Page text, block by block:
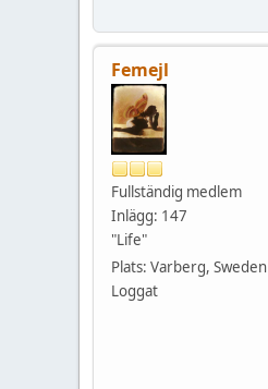
Femejl
Fullständig medlem
Inlägg: 147
"Life"
Plats: Varberg, Sweden
Loggat